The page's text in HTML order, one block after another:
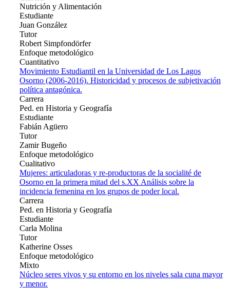
Nutrición y Alimentación
Estudiante
Juan González
Tutor
Robert Simpfondörfer
Enfoque metodológico
Cuantitativo
Movimiento Estudiantil en la Universidad de Los Lagos
Osorno (2006-2016). Historicidad y procesos de subjetivación
política antagónica.
Carrera
Ped. en Historia y Geografía
Estudiante
Fabián Agüero
Tutor
Zamir Bugeño
Enfoque metodológico
Cualitativo
Mujeres: articuladoras y re-productoras de la socialité de
Osorno en la primera mitad del s.XX Análisis sobre la
incidencia femenina en los grupos de poder local.
Carrera
Ped. en Historia y Geografía
Estudiante
Carla Molina
Tutor
Katherine Osses
Enfoque metodológico
Mixto
Núcleo seres vivos y su entorno en los niveles sala cuna mayor
y menor.